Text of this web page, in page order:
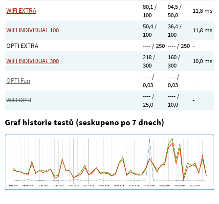
WIFI EXTRA
80,1 /
100
94,5 /
50,0
11,8 ms
WIFI INDIVIDUAL 100
50,4 /
100
36,4 /
100
11,8 ms
OPTI EXTRA
---- / 250 ---- / 250 -
WIFI INDIVIDUAL 300
218 /
300
160 /
300
10,0 ms
OPTI Fun
---- /
0,03
---- /
0,03
-
WIFI OPTI
---- /
25,0
---- /
10,0
-
Graf historie testů (seskupeno po 7 dnech)